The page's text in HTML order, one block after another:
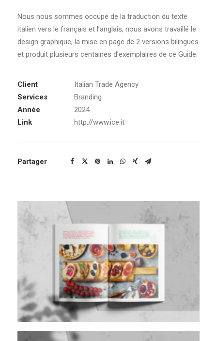
Nous nous sommes occupé de la traduction du texte
italien vers le français et l’anglais, nous avons travaillé le
design graphique, la mise en page de 2 versions bilingues
et produit plusieurs centaines d’exemplaires de ce Guide.
Client
Italian Trade Agency
Services
Branding
Année
2024
Link
http://www.ice.it
Partager